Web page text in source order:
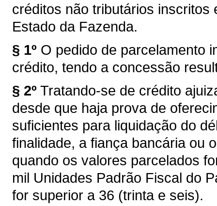
créditos não tributários
Estado da Fazenda.
§ 1º O pedido de parcelamento
crédito, tendo a concessão
§ 2º Tratando-se de crédito
desde que haja prova de
suficientes para liquidação do
finalidade, a fiança bancária ou
quando os valores parcelados
mil Unidades Padrão Fiscal do
for superior a 36 (trinta e seis).